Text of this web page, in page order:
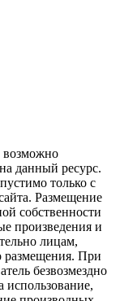
возможно
данный ресурс.
только с
Размещение
собственности
произведения и
лицам,
размещения. При
безвозмездно
использование,